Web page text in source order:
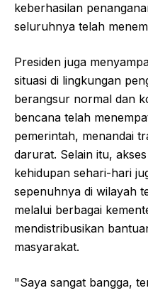
keberhasilan
seluruhnya telah
Presiden juga
situasi di lingkungan
berangsur normal dan
bencana telah
pemerintah, menandai
darurat. Selain itu,
kehidupan sehari-hari
sepenuhnya di wilayah
melalui berbagai
mendistribusikan
masyarakat.
"Saya sangat bangga,